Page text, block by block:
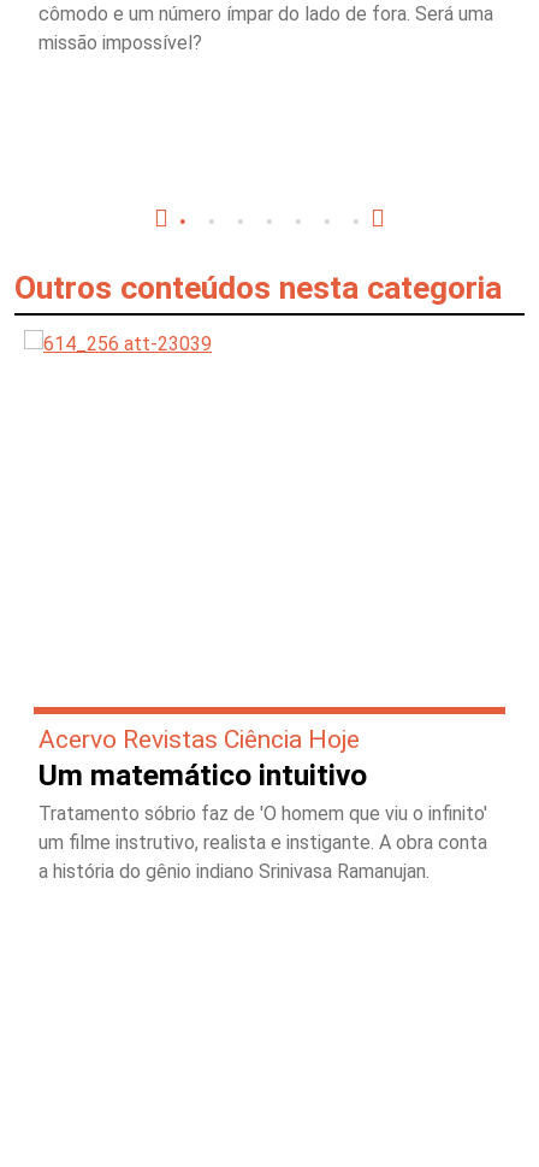
cômodo e um número ímpar do lado de fora. Será uma
missão impossível?
Outros conteúdos nesta categoria
Acervo Revistas Ciência Hoje
Um matemático intuitivo
Tratamento sóbrio faz de 'O homem que viu o infinito'
um filme instrutivo, realista e instigante. A obra conta
a história do gênio indiano Srinivasa Ramanujan.